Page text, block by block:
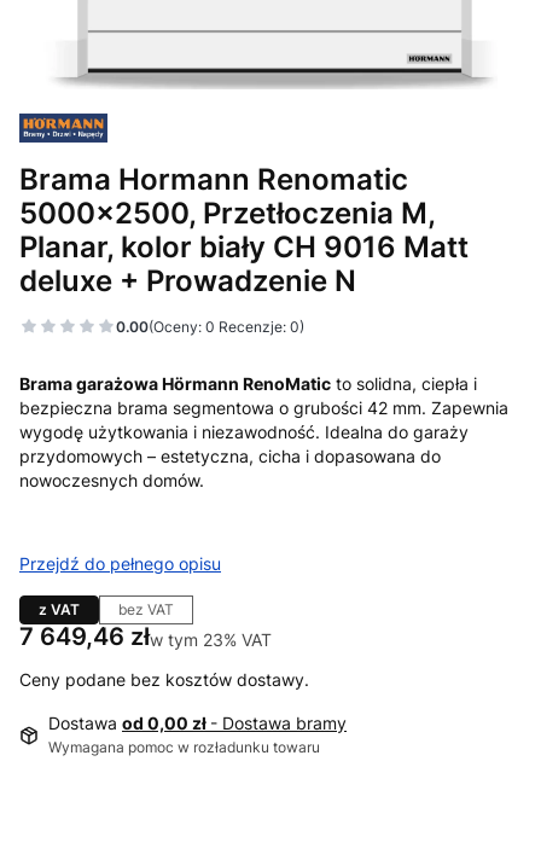
Brama Hormann Renomatic
5000x2500, Przetłoczenia M,
Planar, kolor biały CH 9016 Matt
deluxe + Prowadzenie N
0.00(Oceny: 0 Recenzje: 0)
Brama garażowa Hörmann RenoMatic to solidna, ciepła i
bezpieczna brama segmentowa o grubości 42 mm. Zapewnia
wygodę użytkowania i niezawodność. Idealna do garaży
przydomowych – estetyczna, cicha i dopasowana do
nowoczesnych domów.
Przejdź do pełnego opisu
z VAT bez VAT
Cena
7 649,46 złw tym 23% VAT
w tym 23% VAT
Ceny podane bez kosztów dostawy.
Dostawa od 0,00 zł - Dostawa bramy
Wymagana pomoc w rozładunku towaru